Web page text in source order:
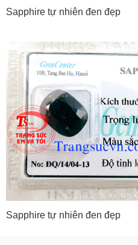
Sapphire tự nhiên đen đẹp
Sapphire tự nhiên đen đẹp